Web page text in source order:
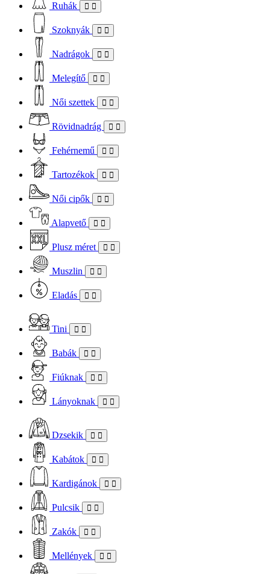
Ruhák
Szoknyák
Nadrágok
Melegítő
Női szettek
Rövidnadrág
Fehérnemű
Tartozékok
Női cipők
Alapvető
Plusz méret
Muszlin
Eladás
Tini
Babák
Fiúknak
Lányoknak
Dzsekik
Kabátok
Kardigánok
Pulcsik
Zakók
Mellények